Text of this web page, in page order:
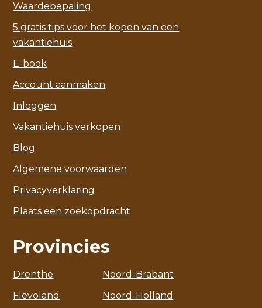
Waardebepaling
5 gratis tips voor het kopen van een
vakantiehuis
E-book
Account aanmaken
Inloggen
Vakantiehuis verkopen
Blog
Algemene voorwaarden
Privacyverklaring
Plaats een zoekopdracht
Provincies
Drenthe
Flevoland
Noord-Brabant
Noord-Holland